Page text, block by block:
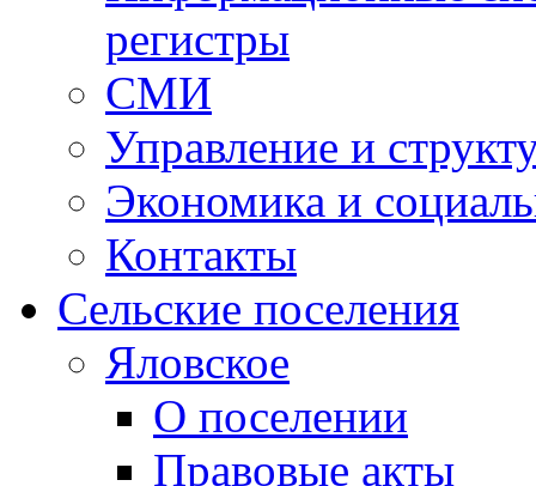
регистры
СМИ
Управление и
Экономика и
Контакты
Сельские поселения
Яловское
О поселении
Правовые акты